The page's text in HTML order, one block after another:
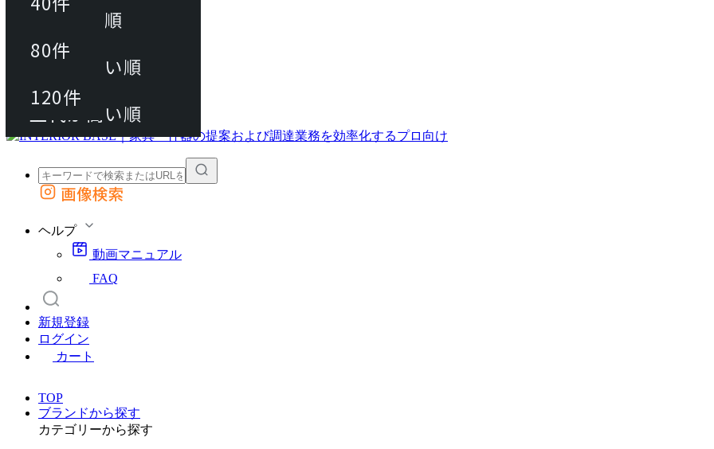
動画マニュアル
FAQ
カート
外部サイトの商品をカートに追加
画像検索
ヘルプ
動画マニュアル
FAQ
新規登録
ログイン
カート
TOP
ブランドから探す
カテゴリーから探す
80件
120件
おすすめ順
上代が安い順
上代が高い順
80件
120件